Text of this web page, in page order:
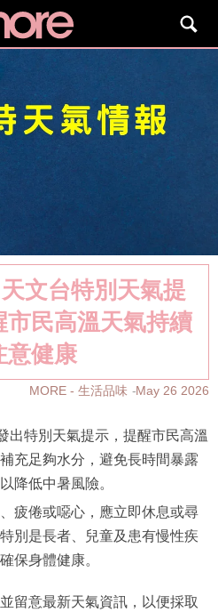
文台特別天氣提
民高溫天氣持續
意健康
MORE - 生活品味 May 26 2026
出特別天氣提示，提醒市民高溫
充足夠水分，避免長時間暴露
降低中暑風險。
疲倦或噁心，應立即休息或尋
別是長者、兒童及患有慢性疾
保身體健康。
留意最新天氣資訊，以便採取